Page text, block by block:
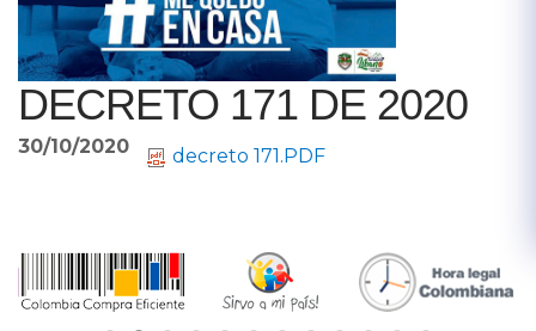
DECRETO 171 DE 2020
30/10/2020 decreto 171.PDF